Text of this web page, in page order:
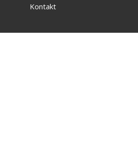
Kontakt